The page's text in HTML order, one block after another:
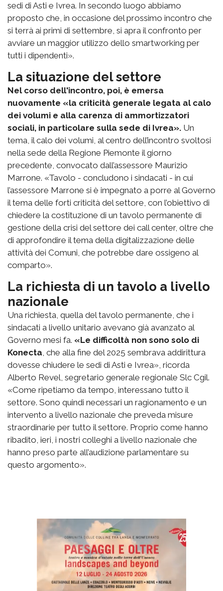
sedi di Asti e Ivrea. In secondo luogo abbiamo
proposto che, in occasione del prossimo incontro che
si terrà ai primi di settembre, si apra il confronto per
avviare un maggior utilizzo dello smartworking per
tutti i dipendenti».
La situazione del settore
Nel corso dell'incontro, poi, è emersa
nuovamente «la criticità generale legata al calo
dei volumi e alla carenza di ammortizzatori
sociali, in particolare sulla sede di Ivrea». Un
tema, il calo dei volumi, al centro dell’incontro svoltosi
nella sede della Regione Piemonte il giorno
precedente, convocato dall’assessore Maurizio
Marrone. «Tavolo - concludono i sindacati - in cui
l’assessore Marrone si è impegnato a porre al Governo
il tema delle forti criticità del settore, con l’obiettivo di
chiedere la costituzione di un tavolo permanente di
gestione della crisi del settore dei call center, oltre che
di approfondire il tema della digitalizzazione delle
attività dei Comuni, che potrebbe dare ossigeno al
comparto».
La richiesta di un tavolo a livello
nazionale
Una richiesta, quella del tavolo permanente, che i
sindacati a livello unitario avevano già avanzato al
Governo mesi fa. «Le difficoltà non sono solo di
Konecta, che alla fine del 2025 sembrava addirittura
dovesse chiudere le sedi di Asti e Ivrea», ricorda
Alberto Revel, segretario generale regionale Slc Cgil.
«Come ripetiamo da tempo, interessano tutto il
settore. Sono quindi necessari un ragionamento e un
intervento a livello nazionale che preveda misure
straordinarie per tutto il settore. Proprio come hanno
ribadito, ieri, i nostri colleghi a livello nazionale che
hanno preso parte all’audizione parlamentare su
questo argomento».